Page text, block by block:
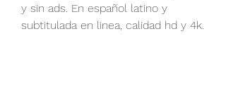
y sin ads. En español latino y
subtitulada en linea, calidad hd y 4k.